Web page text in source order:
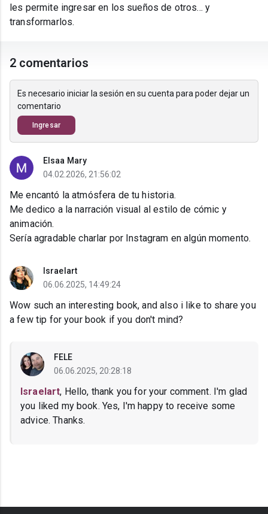
les permite ingresar en los sueños de otros... y
transformarlos.
2 comentarios
Es necesario iniciar la sesión en su cuenta para poder dejar un
comentario
Ingresar
Elsaa Mary
04.02.2026, 21:56:02
Me encantó la atmósfera de tu historia.
Me dedico a la narración visual al estilo de cómic y
animación.
Sería agradable charlar por Instagram en algún momento.
Israelart
06.06.2025, 14:49:24
Wow such an interesting book, and also i like to share you
a few tip for your book if you don't mind?
FELE
06.06.2025, 20:28:18
Israelart, Hello, thank you for your comment. I'm glad
you liked my book. Yes, I'm happy to receive some
advice. Thanks.